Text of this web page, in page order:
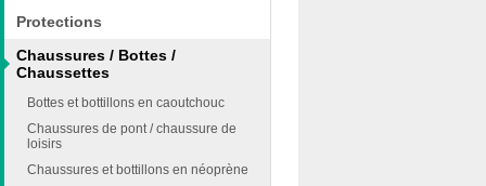
Protections
Chaussures / Bottes /
Chaussettes
Bottes et bottillons en caoutchouc
Chaussures de pont / chaussure de
loisirs
Chaussures et bottillons en néoprène